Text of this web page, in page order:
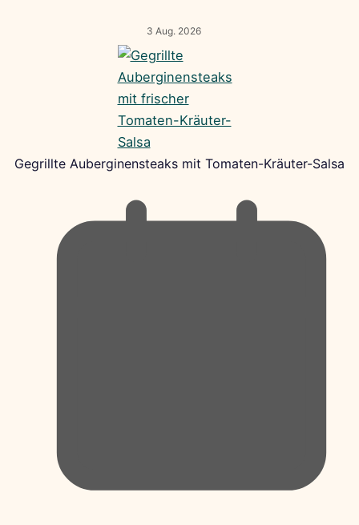
3 Aug. 2026
Gegrillte Auberginensteaks mit Tomaten-Kräuter-Salsa